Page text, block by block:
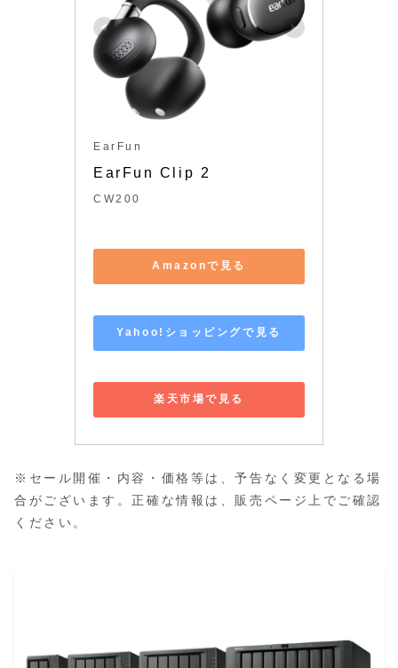
EarFun
EarFun Clip 2
CW200
Yahoo!ショッピングで見る
楽天市場で見る